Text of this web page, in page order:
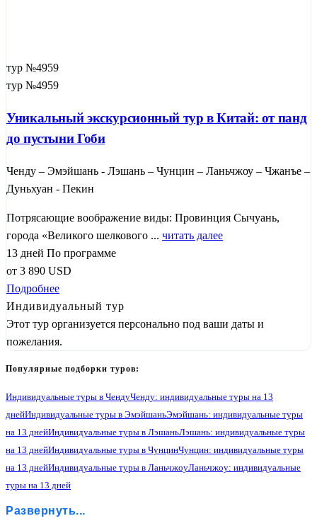
тур №4959
тур №4959
Уникальный экскурсионный тур в Китай: от панд
до пустыни Гоби
Ченду – Эмэйшань - Лэшань – Чунцин – Ланьчжоу – Чжанъе –
Дуньхуан - Пекин
Потрясающие воображение виды: Провинция Сычуань,
города «Великого шелкового ... читать далее
13 дней По программе
от 3 890 USD
Подробнее
Индивидуальный тур
Этот тур организуется персонально под ваши даты и
пожелания.
Популярные подборки туров:
Индивидуальные туры в ЧендуЧенду: индивидуальные туры на 13
днейИндивидуальные туры в ЭмэйшаньЭмэйшань: индивидуальные туры
на 13 днейИндивидуальные туры в ЛэшаньЛэшань: индивидуальные туры
на 13 днейИндивидуальные туры в ЧунцинЧунцин: индивидуальные туры
на 13 днейИндивидуальные туры в ЛаньчжоуЛаньчжоу: индивидуальные
туры на 13 дней
Индивидуальные туры в Дуньхуан
Развернуть...